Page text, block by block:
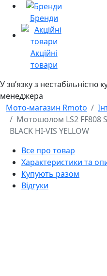
Бренди
Акційні
товари
У звʼязку з нестабільністю
менеджера
Мото-магазин Rmoto
Мотошолом LS2 FF808
BLACK HI-VIS YELLOW
Все про товар
Характеристики та
Купують разом
Відгуки